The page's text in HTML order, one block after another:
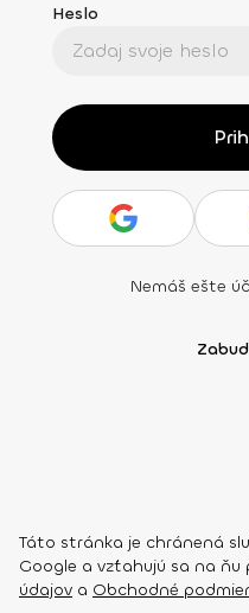
Heslo
Nemáš ešte
Táto stránka je chránená
Google a vzťahujú sa na ňu
údajov a Obchodné